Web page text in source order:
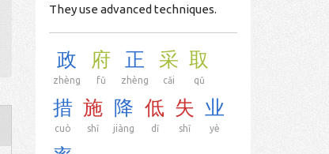
They use advanced techniques.
政
zhèng
府
fǔ
正
zhèng
采
cǎi
取
qǔ
措
cuò
施
shī
降
jiàng
低
dī
失
shī
业
yè